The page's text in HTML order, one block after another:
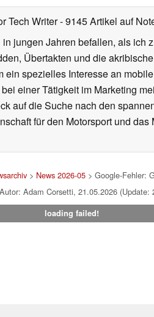
Tech Writer- 9145 Artikel auf
jungen Jahren befallen, als
Übertakten und die
ein spezielles Interesse an
einer Tätigkeit im Marketing
auf die Suche nach den
für den Motorsport und das
> News 2026-05 > Google-Fehler:
Autor: Adam Corsetti, 21.05.2026 (Update:
loading failed!